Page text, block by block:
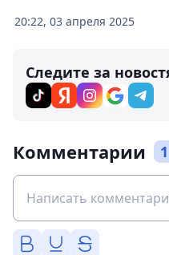
20:22, 03 апреля 2025
Следите за
Комментарии 1